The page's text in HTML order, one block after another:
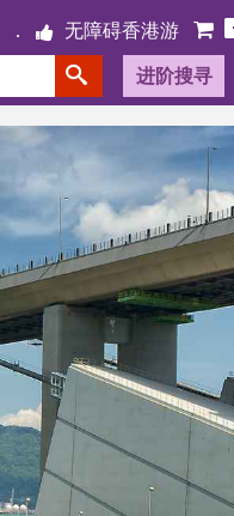
无障碍香港游
进阶搜寻